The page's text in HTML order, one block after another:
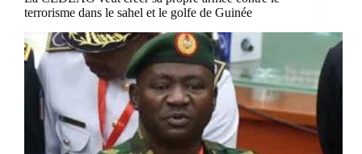
terrorisme dans le sahel et le golfe de Guinée